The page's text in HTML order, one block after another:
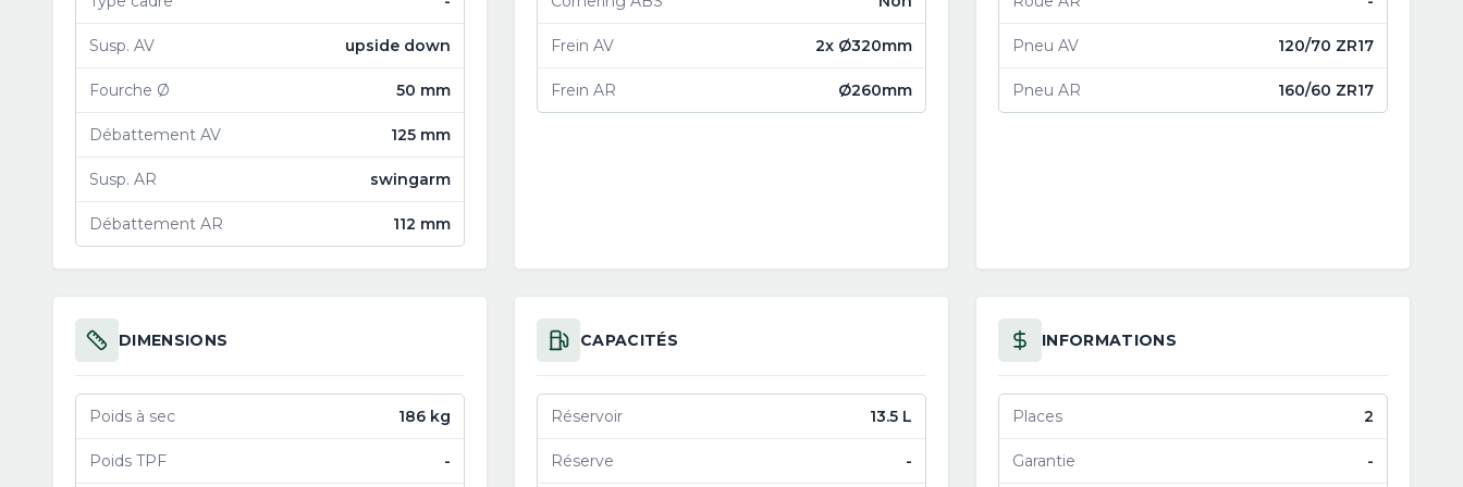
Susp. AV upside down
Fourche Ø 50 mm
Débattement AV 125 mm
Susp. AR swingarm
Débattement AR 112 mm
Frein AV 2x Ø320mm
Frein AR Ø260mm
Pneu AV 120/70 ZR17
Pneu AR 160/60 ZR17
DIMENSIONS
Poids à sec 186 kg
Poids TPF -
CAPACITÉS
Réservoir 13.5 L
Réserve -
INFORMATIONS
Places 2
Garantie -